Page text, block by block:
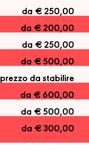
da € 250,00
da € 200,00
da € 250,00
da € 500,00
prezzo da stabilire
da € 600,00
da € 500,00
da € 300,00